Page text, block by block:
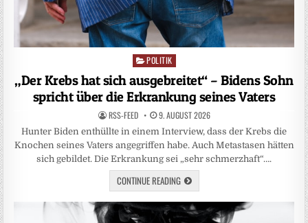
Posted
POLITIK
„Der Krebs hat sich ausgebreitet“ – Bidens Sohn
spricht über die Erkrankung seines Vaters
RSS-FEED 9. AUGUST 2026
Hunter Biden enthüllte in einem Interview, dass der Krebs die
Knochen seines Vaters angegriffen habe. Auch Metastasen hätten
sich gebildet. Die Erkrankung sei „sehr schmerzhaft“….
CONTINUE READING